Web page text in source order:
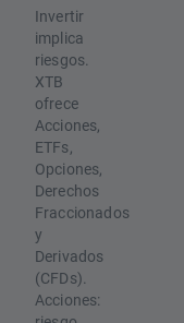
Invertir
implica
riesgos.
XTB
ofrece
Acciones,
ETFs,
Opciones,
Derechos
Fraccionados
y
Derivados
(CFDs).
Acciones: